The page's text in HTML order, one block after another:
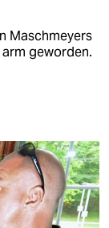
Maschmeyers
geworden.